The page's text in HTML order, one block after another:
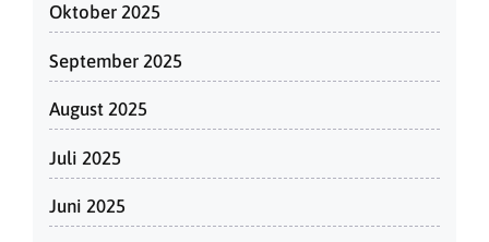
Oktober 2025
September 2025
August 2025
Juli 2025
Juni 2025